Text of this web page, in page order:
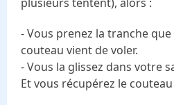
- Vous prenez la tranche
couteau vient de voler.
- Vous la glissez dans votre
Et vous récupérez le